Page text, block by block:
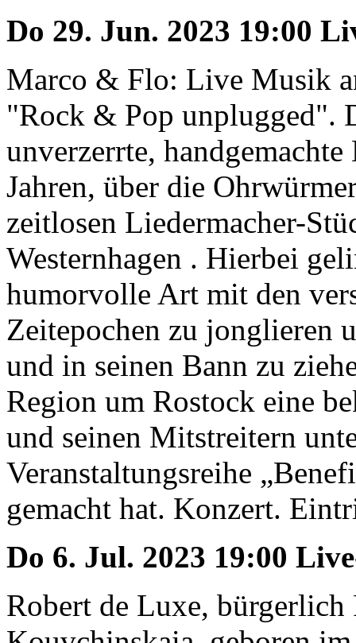
Do 29. Jun. 2023 19:00
Marco & Flo: Live Musik
"Rock & Pop unplugged".
unverzerrte,
Jahren, über die
zeitlosen Liedermacher-
Westernhagen . Hierbei
humorvolle Art mit den
Zeitepochen zu jonglieren
und in seinen Bann zu
Region um Rostock eine
und seinen Mitstreitern
Veranstaltungsreihe
gemacht hat. Konzert.
Do 6. Jul. 2023 19:00
Robert de Luxe, bürgerlich